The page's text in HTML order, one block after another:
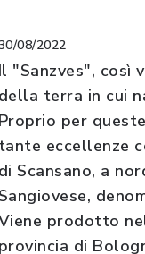
08/2022
Il "Sanzves", così
della terra in cui
Proprio per
tante eccellenze
di Scansano, a
Sangiovese,
prodotto
provincia di